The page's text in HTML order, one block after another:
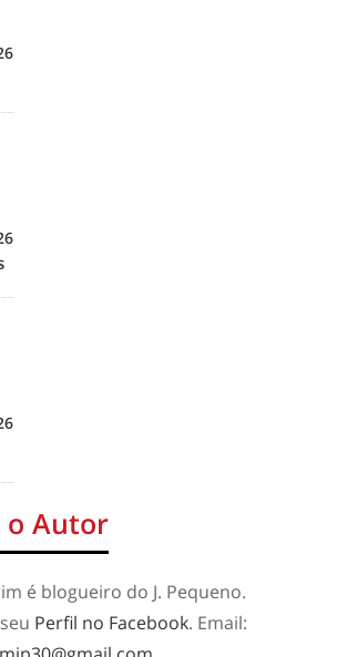
o Autor
é blogueiro do J. Pequeno.
Perfil no Facebook. Email: